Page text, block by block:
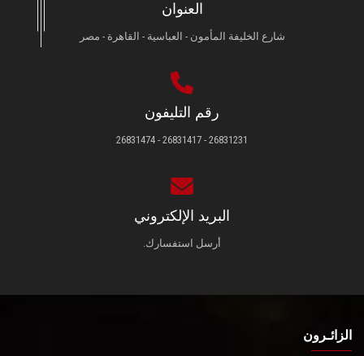
العنوان
شارع الخليفة المأمون - العباسية - القاهرة - مصر
رقم التليفون
26831231 - 26831417 - 26831474
البريد الإلكتروني
أرسل استفسارك.
الزائـرون